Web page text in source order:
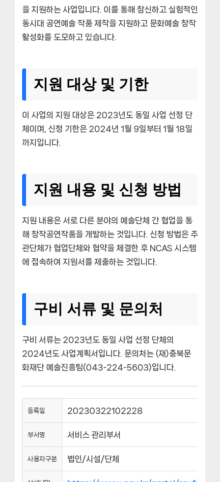
을 지원하는 사업입니다. 이를 통해 참신하고 실험적인
동시대 공연예술 작품 제작을 지원하고 문화예술 창작
활성화를 도모하고 있습니다.
지원 대상 및 기한
이 사업의 지원 대상은 2023년도 동일 사업 선정 단
체이며, 신청 기한은 2024년 1월 9일부터 1월 18일
까지입니다.
지원 내용 및 신청 방법
지원 내용은 서로 다른 분야의 예술단체 간 협업을 통
해 창작공연작품을 개발하는 것입니다. 신청 방법은 주
관단체가 협업단체와 협약을 체결한 후 NCAS 시스템
에 접속하여 지원서를 제출하는 것입니다.
구비 서류 및 문의처
구비 서류는 2023년도 동일 사업 선정 단체의
2024년도 사업계획서입니다. 문의처는 (재)충북문
화재단 예술진흥팀(043-224-5603)입니다.
등록일 20230322102228
부서명 서비스 관리부서
사용자구분 법인/시설/단체